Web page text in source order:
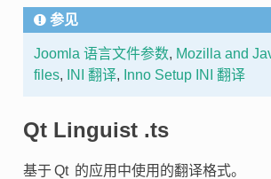
参见
Joomla 语言文件参数, Mozilla and
files, INI 翻译, Inno Setup INI 翻译
Qt Linguist .ts
基于 Qt 的应用中使用的翻译格式。